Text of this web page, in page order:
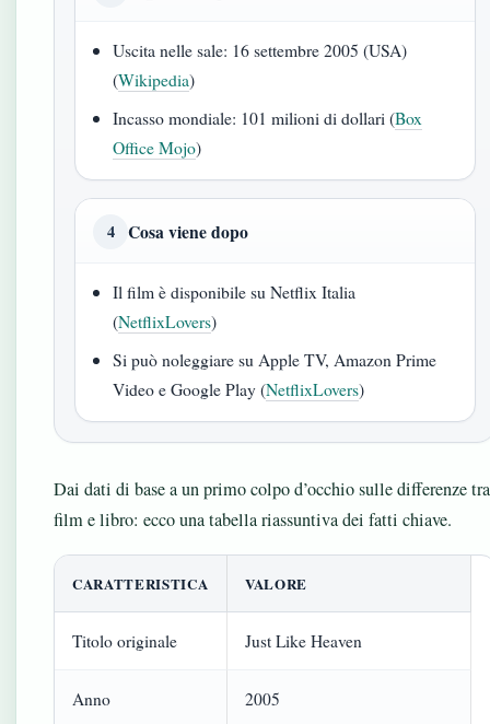
Uscita nelle sale: 16 settembre 2005 (USA)
(Wikipedia)
Incasso mondiale: 101 milioni di dollari (Box
Office Mojo)
4 Cosa viene dopo
Il film è disponibile su Netflix Italia
(NetflixLovers)
Si può noleggiare su Apple TV, Amazon Prime
Video e Google Play (NetflixLovers)
Dai dati di base a un primo colpo d’occhio sulle differenze tra
film e libro: ecco una tabella riassuntiva dei fatti chiave.
CARATTERISTICA VALORE
Titolo originale Just Like Heaven
Anno 2005